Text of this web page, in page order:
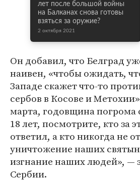
лет после большой войны
на Балканах снова готовы
взяться за оружие?
2 октября 2021
Он добавил, что Белград
наивен, «чтобы ожидать,
Западе скажет что-то
сербов в Косове и
марта, годовщина погрома
18 лет, посмотрите, кто за
ответил, а кто никогда не
уничтожение наших
изгнание наших людей», —
Сербии.